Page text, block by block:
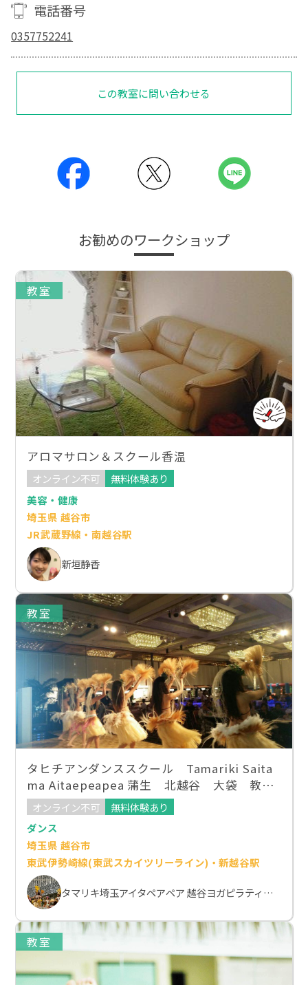
電話番号
0357752241
この教室に問い合わせる
お勧めのワークショップ
教室
アロマサロン＆スクール香温
オンライン不可
無料体験あり
美容・健康
埼玉県 越谷市
JR武蔵野線・南越谷駅
新垣静香
教室
タヒチアンダンススクール Tamariki Saita
ma Aitaepeapea 蒲生 北越谷 大袋 教
室 WAnest
オンライン不可
無料体験あり
ダンス
埼玉県 越谷市
東武伊勢崎線(東武スカイツリーライン)・新越谷駅
タマリキ埼玉アイタペアペア 越谷ヨガピラティススクール
教室